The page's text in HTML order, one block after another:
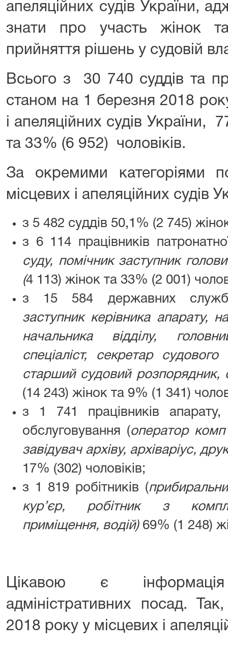
апеляційних судів України,
знати про участь жінок
прийняття рішень у судовій
Всього з 30 740 суддів та
станом на 1 березня 2018
і апеляційних судів
та 33% (6 952) чоловіків.
За окремими категоріями
місцевих і апеляційних судів
з 5 482 суддів 50,1% (2 745)
з 6 114 працівників
суду, помічник заступник
(4 113) жінок та 33% (2 001)
з 15 584 державних
заступник керівника апарату,
начальника відділу,
спеціаліст, секретар судового
старший судовий розпорядник,
(14 243) жінок та 9% (1 341)
з 1 741 працівників
обслуговування (оператор
завідувач архіву, архіваріус,
17% (302) чоловіків;
з 1 819 робітників (
кур’єр, робітник з
приміщення, водій)69% (1 248)
Цікавою є
адміністративних посад.
2018 року у місцевих і